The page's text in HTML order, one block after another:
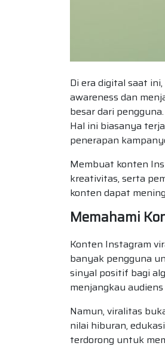
Di era digital saat
awareness dan
besar dari
Hal ini biasanya
penerapan
Membuat konten
kreativitas, serta
konten dapat
Memahami
Konten Instagram
banyak pengguna
sinyal positif bagi
menjangkau
Namun, viralitas
nilai hiburan,
terdorong untuk